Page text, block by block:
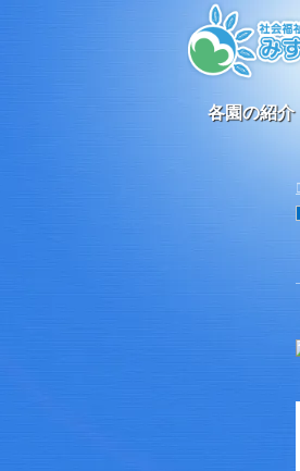
各園の紹介